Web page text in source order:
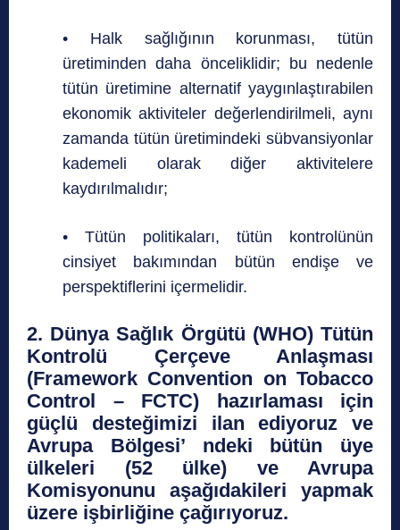
• Halk sağlığının korunması, tütün
üretiminden daha önceliklidir; bu nedenle
tütün üretimine alternatif yaygınlaştırabilen
ekonomik aktiviteler değerlendirilmeli, aynı
zamanda tütün üretimindeki sübvansiyonlar
kademeli olarak diğer aktivitelere
kaydırılmalıdır;
• Tütün politikaları, tütün kontrolünün
cinsiyet bakımından bütün endişe ve
perspektiflerini içermelidir.
2. Dünya Sağlık Örgütü (WHO) Tütün
Kontrolü Çerçeve Anlaşması
(Framework Convention on Tobacco
Control – FCTC) hazırlaması için
güçlü desteğimizi ilan ediyoruz ve
Avrupa Bölgesi’ ndeki bütün üye
ülkeleri (52 ülke) ve Avrupa
Komisyonunu aşağıdakileri yapmak
üzere işbirliğine çağırıyoruz.